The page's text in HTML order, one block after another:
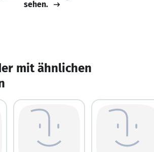
sehen.
mit ähnlichen